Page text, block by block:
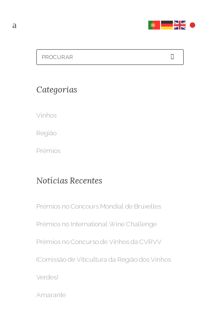
Categorias
Vinhos
Região
Prémios
Notícias Recentes
Prémios no Concours Mondial de Bruxelles
Prémios no International Wine Challenge
Prémios no Concurso de Vinhos da CVRVV
(Comissão de Viticultura da Região dos Vinhos
Verdes)
Amarante